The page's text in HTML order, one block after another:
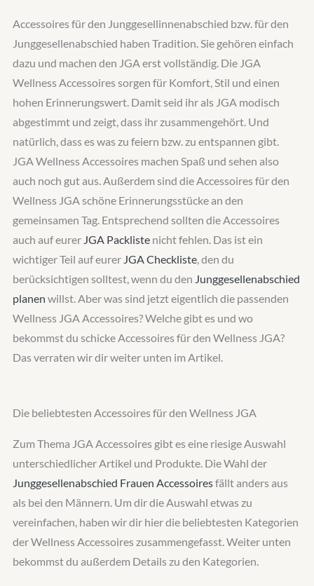
Accessoires für den Junggesellinnenabschied bzw. für den
Junggesellenabschied haben Tradition. Sie gehören einfach
dazu und machen den JGA erst vollständig. Die JGA
Wellness Accessoires sorgen für Komfort, Stil und einen
hohen Erinnerungswert. Damit seid ihr als JGA modisch
abgestimmt und zeigt, dass ihr zusammengehört. Und
natürlich, dass es was zu feiern bzw. zu entspannen gibt.
JGA Wellness Accessoires machen Spaß und sehen also
auch noch gut aus. Außerdem sind die Accessoires für den
Wellness JGA schöne Erinnerungsstücke an den
gemeinsamen Tag. Entsprechend sollten die Accessoires
auch auf eurer JGA Packliste nicht fehlen. Das ist ein
wichtiger Teil auf eurer JGA Checkliste , den du
berücksichtigen solltest, wenn du den Junggesellenabschied
planen willst. Aber was sind jetzt eigentlich die passenden
Wellness JGA Accessoires? Welche gibt es und wo
bekommst du schicke Accessoires für den Wellness JGA?
Das verraten wir dir weiter unten im Artikel.
Die beliebtesten Accessoires für den Wellness JGA
Zum Thema JGA Accessoires gibt es eine riesige Auswahl
unterschiedlicher Artikel und Produkte. Die Wahl der
Junggesellenabschied Frauen Accessoiresfällt anders aus
als bei den Männern. Um dir die Auswahl etwas zu
vereinfachen, haben wir dir hier die beliebtesten Kategorien
der Wellness Accessoires zusammengefasst. Weiter unten
bekommst du außerdem Details zu den Kategorien.